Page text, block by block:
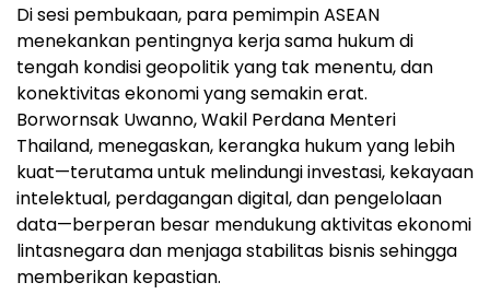
Di sesi pembukaan, para pemimpin ASEAN
menekankan pentingnya kerja sama hukum di
tengah kondisi geopolitik yang tak menentu, dan
konektivitas ekonomi yang semakin erat.
Borwornsak Uwanno, Wakil Perdana Menteri
Thailand, menegaskan, kerangka hukum yang lebih
kuat—terutama untuk melindungi investasi, kekayaan
intelektual, perdagangan digital, dan pengelolaan
data—berperan besar mendukung aktivitas ekonomi
lintasnegara dan menjaga stabilitas bisnis sehingga
memberikan kepastian.